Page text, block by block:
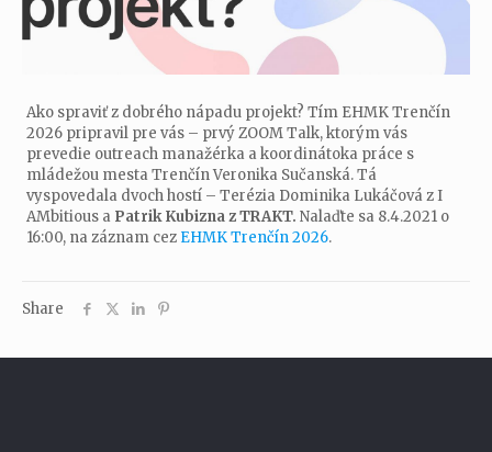
Ako spraviť z dobrého nápadu projekt? Tím EHMK Trenčín
2026 pripravil pre vás – prvý ZOOM Talk, ktorým vás
prevedie outreach manažérka a koordinátoka práce s
mládežou mesta Trenčín Veronika Sučanská. Tá
vyspovedala dvoch hostí – Terézia Dominika Lukáčová z I
AMbitious a Patrik Kubizna z TRAKT. Nalaďte sa 8.4.2021 o
16:00, na záznam cez EHMK Trenčín 2026.
Share